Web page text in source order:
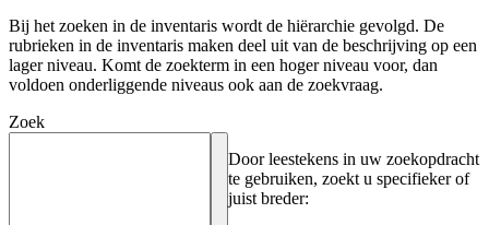
Bij het zoeken in de inventaris wordt de hiërarchie gevolgd. De
rubrieken in de inventaris maken deel uit van de beschrijving op een
lager niveau. Komt de zoekterm in een hoger niveau voor, dan
voldoen onderliggende niveaus ook aan de zoekvraag.
Zoek
Door leestekens in uw zoekopdracht
te gebruiken, zoekt u specifieker of
juist breder: